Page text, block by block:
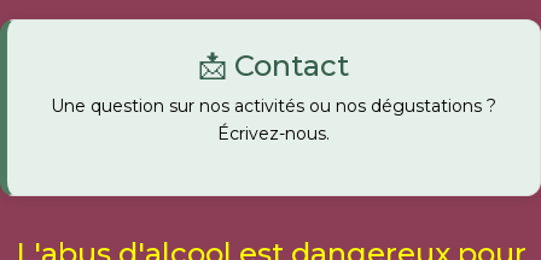
📩 Contact
Une question sur nos activités ou nos dégustations ?
Écrivez-nous.